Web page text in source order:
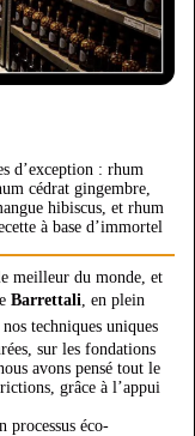
d’exception : rhum
cédrat gingembre,
hibiscus, et rhum
à base d’immortel
meilleur du monde, et
Barrettali , en plein
techniques uniques
sur les fondations
avons pensé tout le
grâce à l’appui
processus éco-